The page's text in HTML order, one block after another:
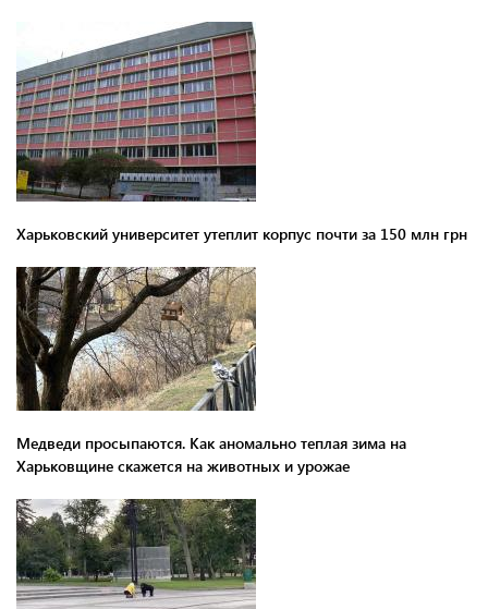
Харьковский университет утеплит корпус почти за 150 млн грн
Медведи просыпаются. Как аномально теплая зима на
Харьковщине скажется на животных и урожае